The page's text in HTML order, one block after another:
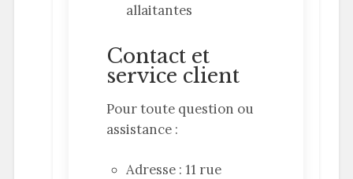
allaitantes
Contact et
service client
Pour toute question ou
assistance :
Adresse : 11 rue